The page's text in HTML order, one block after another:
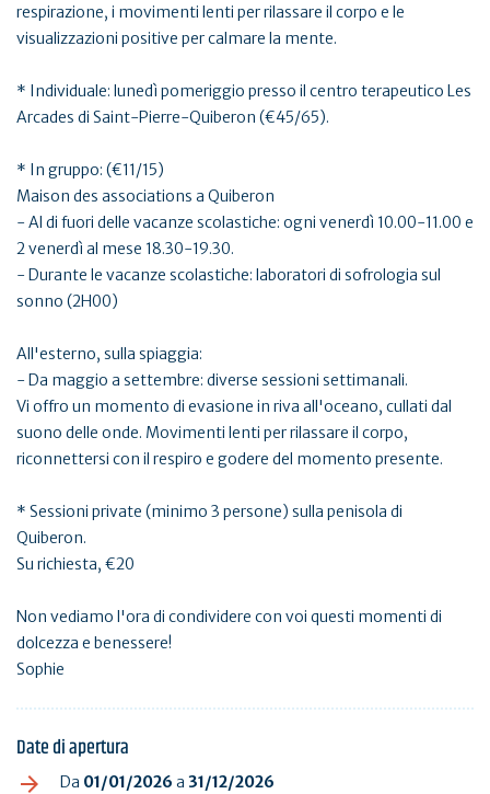
respirazione, i movimenti lenti per rilassare il corpo e le
visualizzazioni positive per calmare la mente.
* Individuale: lunedì pomeriggio presso il centro terapeutico Les
Arcades di Saint-Pierre-Quiberon (€45/65).
* In gruppo: (€11/15)
Maison des associations a Quiberon
- Al di fuori delle vacanze scolastiche: ogni venerdì 10.00-11.00 e
2 venerdì al mese 18.30-19.30.
- Durante le vacanze scolastiche: laboratori di sofrologia sul
sonno (2H00)
All'esterno, sulla spiaggia:
- Da maggio a settembre: diverse sessioni settimanali.
Vi offro un momento di evasione in riva all'oceano, cullati dal
suono delle onde. Movimenti lenti per rilassare il corpo,
riconnettersi con il respiro e godere del momento presente.
* Sessioni private (minimo 3 persone) sulla penisola di
Quiberon.
Su richiesta, €20
Non vediamo l'ora di condividere con voi questi momenti di
dolcezza e benessere!
Sophie
Date di apertura
Da 01/01/2026 a 31/12/2026